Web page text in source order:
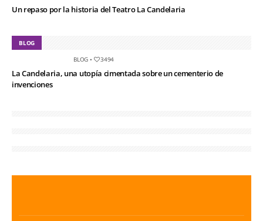
Un repaso por la historia del Teatro La Candelaria
BLOG
BLOG • 3494
La Candelaria, una utopía cimentada sobre un cementerio de
invenciones